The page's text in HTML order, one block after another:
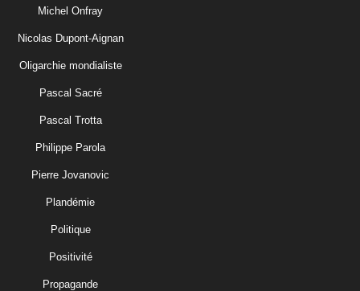
Michel Onfray
Nicolas Dupont-Aignan
Oligarchie mondialiste
Pascal Sacré
Pascal Trotta
Philippe Parola
Pierre Jovanovic
Plandémie
Politique
Positivité
Propagande